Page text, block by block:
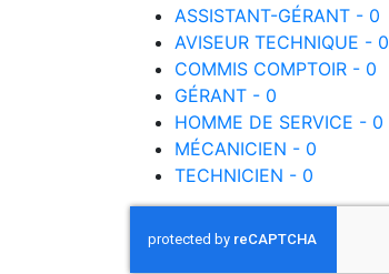
ASSISTANT-GÉRANT - 0
AVISEUR TECHNIQUE - 0
COMMIS COMPTOIR - 0
GÉRANT - 0
HOMME DE SERVICE - 0
MÉCANICIEN - 0
TECHNICIEN - 0